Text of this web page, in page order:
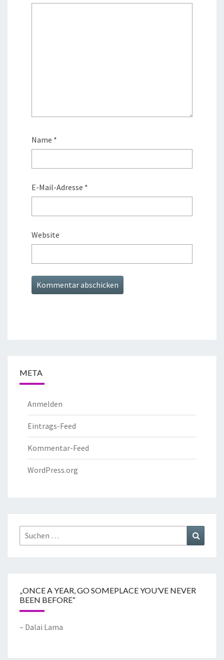
Name *
E-Mail-Adresse *
Website
META
Anmelden
Eintrags-Feed
Kommentar-Feed
WordPress.org
„ONCE A YEAR, GO SOMEPLACE YOU’VE NEVER
BEEN BEFORE“
– Dalai Lama